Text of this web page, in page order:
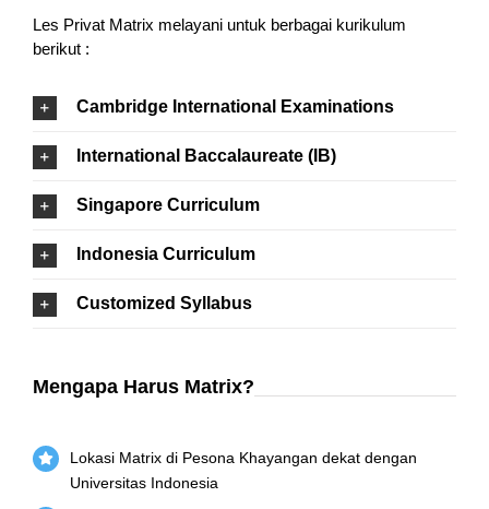
Les Privat Matrix melayani untuk berbagai kurikulum
berikut :
Cambridge International Examinations
International Baccalaureate (IB)
Singapore Curriculum
Indonesia Curriculum
Customized Syllabus
Mengapa Harus Matrix?
Lokasi Matrix di Pesona Khayangan dekat dengan
Universitas Indonesia